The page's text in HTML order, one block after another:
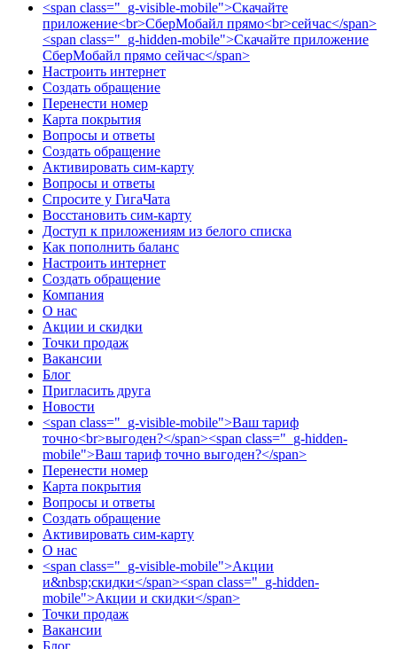
<span class="_g-visible-mobile">Скачайте
приложение<br>СберМобайл прямо<br>сейчас</span>
<span class="_g-hidden-mobile">Скачайте приложение
СберМобайл прямо сейчас</span>
Настроить интернет
Создать обращение
Перенести номер
Карта покрытия
Вопросы и ответы
Создать обращение
Активировать сим-карту
Вопросы и ответы
Спросите у ГигаЧата
Восстановить сим-карту
Доступ к приложениям из белого списка
Как пополнить баланс
Настроить интернет
Создать обращение
Компания
О нас
Акции и скидки
Точки продаж
Вакансии
Блог
Пригласить друга
Новости
<span class="_g-visible-mobile">Ваш тариф
точно<br>выгоден?</span><span class="_g-hidden-
mobile">Ваш тариф точно выгоден?</span>
Перенести номер
Карта покрытия
Вопросы и ответы
Создать обращение
Активировать сим-карту
О нас
<span class="_g-visible-mobile">Акции
и&nbsp;скидки</span><span class="_g-hidden-
mobile">Акции и скидки</span>
Точки продаж
Вакансии
Блог